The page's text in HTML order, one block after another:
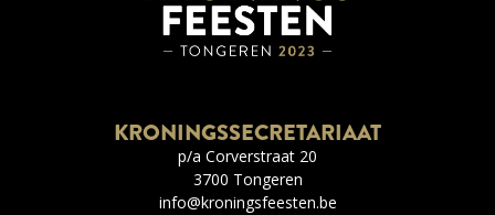
KRONINGSSECRETARIAAT
p/a Corverstraat 20
3700 Tongeren
info@kroningsfeesten.be